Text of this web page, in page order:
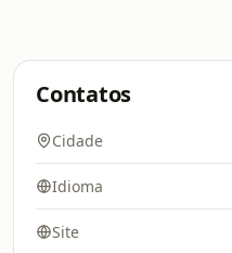
Contatos
Cidade
Idioma
Site